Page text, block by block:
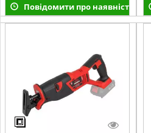
Повідомити про наявність